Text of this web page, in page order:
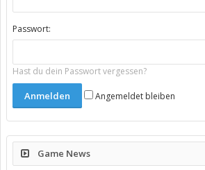
Passwort:
Hast du dein Passwort vergessen?
Angemeldet bleiben
Game News